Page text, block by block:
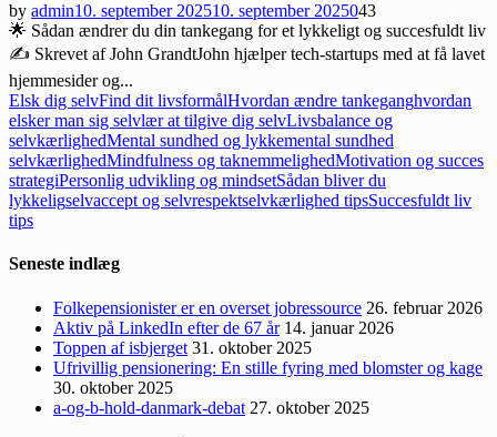
by admin10. september 202510. september 2025043
🌟 Sådan ændrer du din tankegang for et lykkeligt og succesfuldt liv
✍️ Skrevet af John GrandtJohn hjælper tech-startups med at få lavet
hjemmesider og...
Elsk dig selvFind dit livsformålHvordan ændre tankeganghvordan
elsker man sig selvlær at tilgive dig selvLivsbalance og
selvkærlighedMental sundhed og lykkemental sundhed
selvkærlighedMindfulness og taknemmelighedMotivation og succes
strategiPersonlig udvikling og mindsetSådan bliver du
lykkeligselvaccept og selvrespektselvkærlighed tipsSuccesfuldt liv
tips
Seneste indlæg
Folkepensionister er en overset jobressource 26. februar 2026
Aktiv på LinkedIn efter de 67 år 14. januar 2026
Toppen af isbjerget 31. oktober 2025
Ufrivillig pensionering: En stille fyring med blomster og kage
30. oktober 2025
a-og-b-hold-danmark-debat 27. oktober 2025